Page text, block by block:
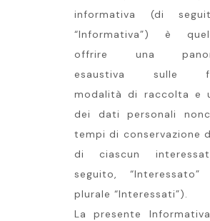
informativa (di
“Informativa”) è
offrire una
esaustiva sulle
modalità di raccolta e
dei dati personali
tempi di conservazione
di ciascun
seguito,
plurale “Interessati”).
La presente